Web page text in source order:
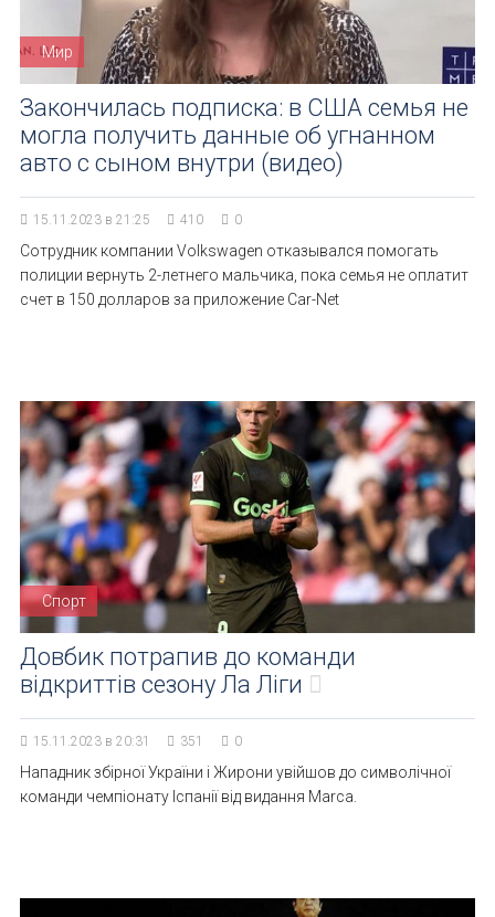
Мир
Закончилась подписка: в США семья не
могла получить данные об угнанном
авто с сыном внутри (видео)
15.11.2023 в 21:25 410 0
Сотрудник компании Volkswagen отказывался помогать
полиции вернуть 2-летнего мальчика, пока семья не оплатит
счет в 150 долларов за приложение Car-Net
Спорт
Довбик потрапив до команди
відкриттів сезону Ла Ліги
15.11.2023 в 20:31 351 0
Нападник збірної України і Жирони увійшов до символічної
команди чемпіонату Іспанії від видання Marca.